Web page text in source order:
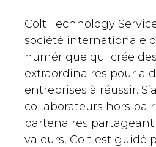
Colt Technology
société internationale
numérique qui crée
extraordinaires pour
entreprises à réussir.
collaborateurs hors
partenaires
valeurs, Colt est guidé